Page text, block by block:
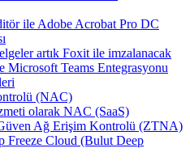
ile Adobe Acrobat Pro DC
artık Foxit ile imzalanacak
Microsoft Teams Entegrasyonu
(NAC)
olarak NAC (SaaS)
Ağ Erişim Kontrolü (ZTNA)
Freeze Cloud (Bulut Deep